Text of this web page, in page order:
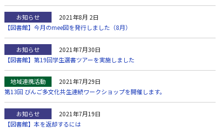
お知らせ
2021年8月 2日
【図書館】今月のmee図を発行しました（8月）
お知らせ
2021年7月30日
【図書館】第19回学生選書ツアーを実施しました
地域連携活動
2021年7月29日
第13回 びんご多文化共生連続ワークショップを開催します。
お知らせ
2021年7月19日
【図書館】本を返却するには